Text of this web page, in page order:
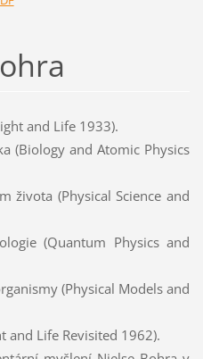
and Life 1933).
(Biology and Atomic Physics
(Physical Science and
(Quantum Physics and
(Physical Models and
and Life Revisited 1962).